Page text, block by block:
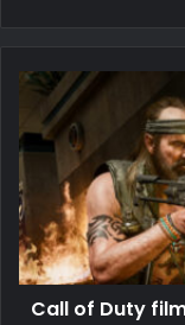
Call of Duty